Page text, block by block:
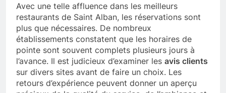
Avec une telle affluence dans les meilleurs
restaurants de Saint Alban, les réservations sont
plus que nécessaires. De nombreux
établissements constatent que les horaires de
pointe sont souvent complets plusieurs jours à
l’avance. Il est judicieux d’examiner les avis clients
sur divers sites avant de faire un choix. Les
retours d’expérience peuvent donner un aperçu